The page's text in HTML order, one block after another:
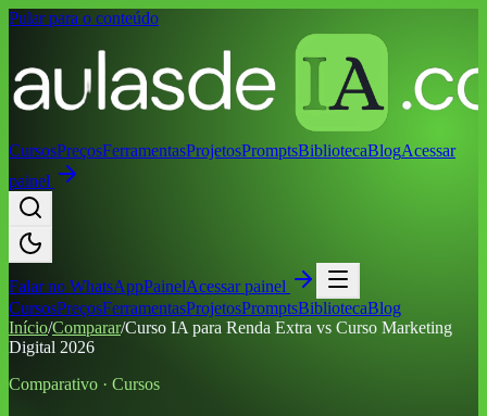
Pular para o conteúdo
CursosPreçosFerramentasProjetosPromptsBibliotecaBlogAcessar
painel
Falar no WhatsAppPainelAcessar painel
CursosPreçosFerramentasProjetosPromptsBibliotecaBlog
Início/Comparar/Curso IA para Renda Extra vs Curso Marketing
Digital 2026
Comparativo · Cursos